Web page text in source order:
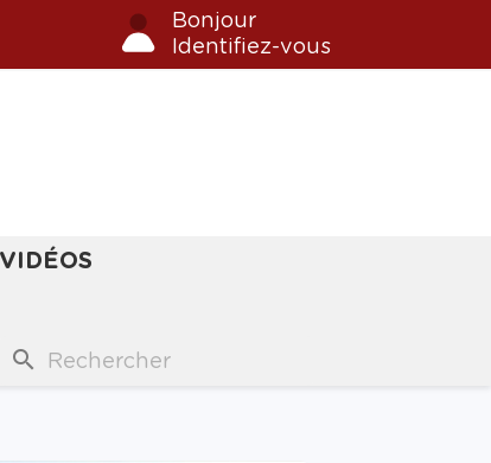
Bonjour
Identifiez-vous
search